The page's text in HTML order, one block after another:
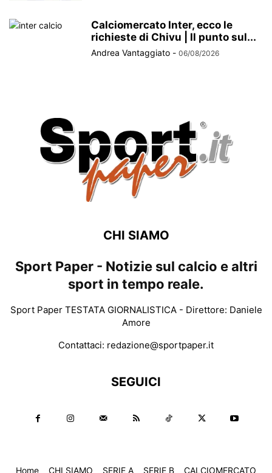
Calciomercato Inter, ecco le
richieste di Chivu | Il punto sul...
Andrea Vantaggiato - 06/08/2026
CHI SIAMO
Sport Paper - Notizie sul calcio e altri
sport in tempo reale.
Sport Paper TESTATA GIORNALISTICA - Direttore: Daniele
Amore
Contattaci: redazione@sportpaper.it
SEGUICI
Home CHI SIAMO SERIE A SERIE B CALCIOMERCATO